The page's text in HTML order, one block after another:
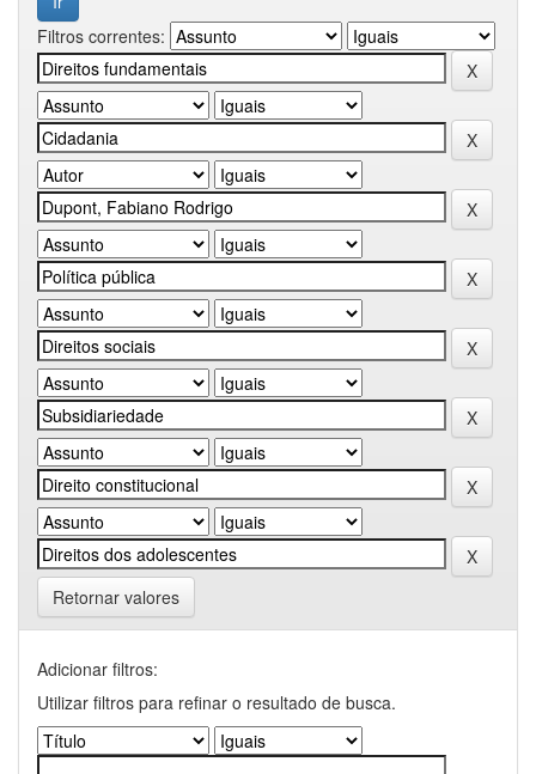
Filtros correntes:
Retornar valores
Adicionar filtros:
Utilizar filtros para refinar o resultado de busca.